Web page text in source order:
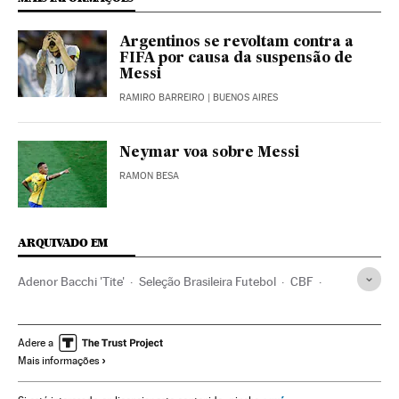
Argentinos se revoltam contra a
FIFA por causa da suspensão de
Messi
RAMIRO BARREIRO | BUENOS AIRES
Neymar voa sobre Messi
RAMON BESA
ARQUIVADO EM
Adenor Bacchi 'Tite' Seleção Brasileira Futebol CBF
FIFA Copa do Mundo Futebol
Federaciones deportivas
Adere a
Mais informações